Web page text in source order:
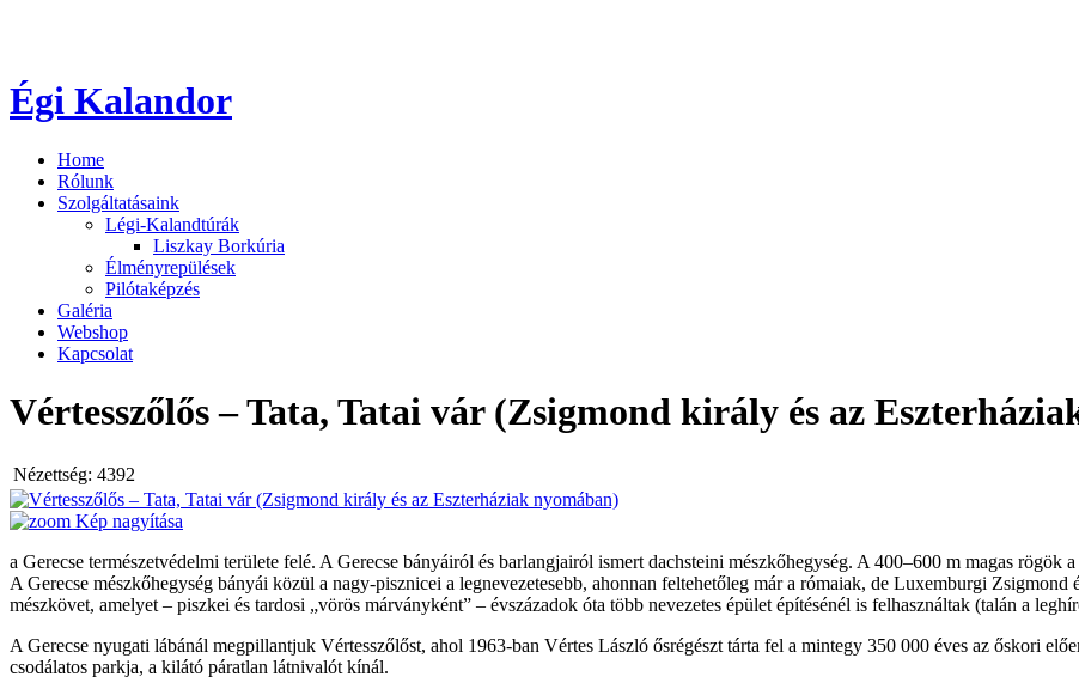
Égi Kalandor
Home
Rólunk
Szolgáltatásaink
Légi-Kalandtúrák
Liszkay Borkúria
Élményrepülések
Pilótaképzés
Galéria
Webshop
Kapcsolat
Vértesszőlős – Tata, Tatai vár (Zsigmond király és az
Nézettség: 4392
Kép nagyítása
a Gerecse természetvédelmi területe felé. A Gerecse bányáiról és barlangjairól ismert dachsteini mészkőhegység. A 400–600 m magas
A Gerecse mészkőhegység bányái közül a nagy-pisznicei a legnevezetesebb, ahonnan feltehetőleg már a rómaiak, de Luxemburgi
mészkövet, amelyet – piszkei és tardosi „vörös márványként” – évszázadok óta több nevezetes épület építésénél is felhasználtak (talán a
A Gerecse nyugati lábánál megpillantjuk Vértesszőlőst, ahol 1963-ban Vértes László ősrégészt tárta fel a mintegy 350 000 éves az őskori
csodálatos parkja, a kilátó páratlan látnivalót kínál.